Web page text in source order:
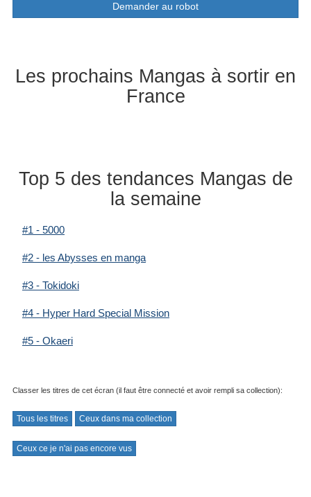
Demander au robot
Les prochains Mangas à sortir en
France
Top 5 des tendances Mangas de
la semaine
#1 - 5000
#2 - les Abysses en manga
#3 - Tokidoki
#4 - Hyper Hard Special Mission
#5 - Okaeri
Classer les titres de cet écran (il faut être connecté et avoir rempli sa collection):
Tous les titres Ceux dans ma collection
Ceux ce je n'ai pas encore vus